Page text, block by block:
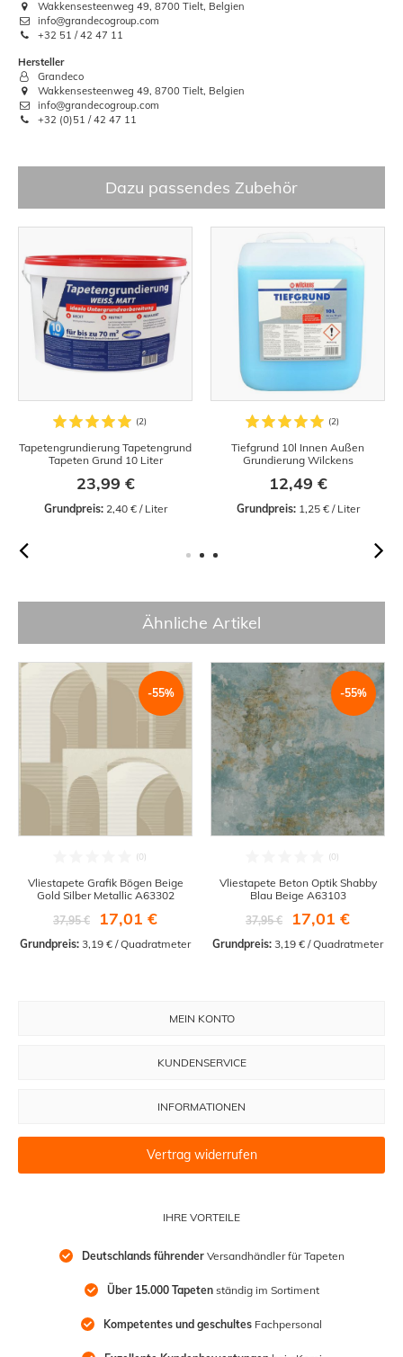
Wakkensesteenweg 49, 8700 Tielt, Belgien
info@grandecogroup.com
+32 51 / 42 47 11
Hersteller
Grandeco
Wakkensesteenweg 49, 8700 Tielt, Belgien
info@grandecogroup.com
+32 (0)51 / 42 47 11
Dazu passendes Zubehör
Tapetengrundierung Tapetengrund
Tapeten Grund 10 Liter
23,99 €
Grundpreis: 2,40 € / Liter
Tiefgrund 10l Innen Außen
Grundierung Wilckens
12,49 €
Grundpreis: 1,25 € / Liter
Ähnliche Artikel
-55%
Vliestapete Grafik Bögen Beige
Gold Silber Metallic A63302
37,95 €
17,01 €
Grundpreis: 3,19 € / Quadratmeter
-55%
Vliestapete Beton Optik Shabby
Blau Beige A63103
37,95 €
17,01 €
Grundpreis: 3,19 € / Quadratmeter
IHRE VORTEILE
Deutschlands führender Versandhändler für Tapeten
Über 15.000 Tapeten ständig im Sortiment
Kompetentes und geschultes Fachpersonal
MEIN KONTO
KUNDENSERVICE
INFORMATIONEN
Vertrag widerrufen